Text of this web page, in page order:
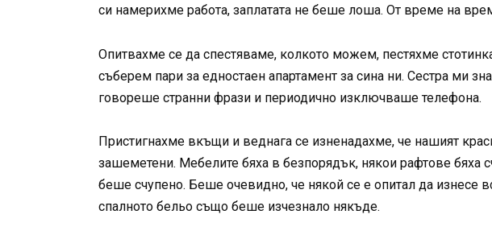
си намерихме работа, заплатата не беше лоша. От време на
Опитвахме се да спестяваме, колкото можем, пестяхме
съберем пари за едностаен апартамент за сина ни. Сестра ми
говореше странни фрази и периодично изключваше телефона.
Пристигнахме вкъщи и веднага се изненадахме, че нашият
зашеметени. Мебелите бяха в безпорядък, някои рафтове бяха
беше счупено. Беше очевидно, че някой се е опитал да изнесе
спалното бельо също беше изчезнало някъде.